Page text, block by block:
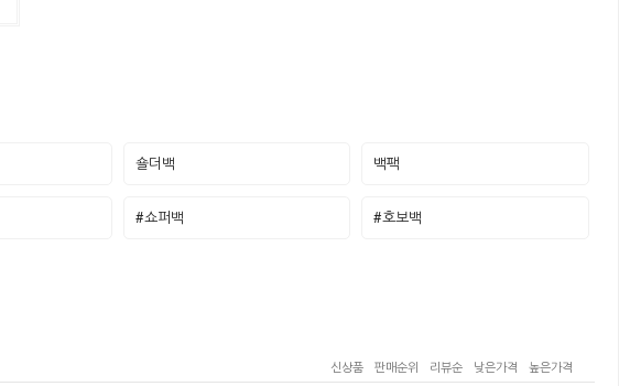
숄더백 백팩
#쇼퍼백 #호보백
신상품 판매순위 리뷰순 낮은가격 높은가격